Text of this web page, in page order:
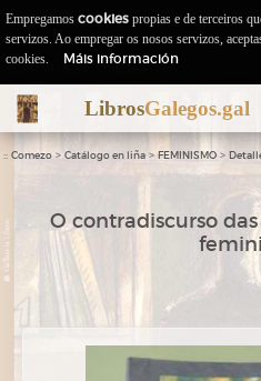
LibrosGalegos.gal
:: Comezo > Catálogo en liña > FEMINISMO >
O contradiscurso
Empregamos cookies propias e de terceiros
servizos. Ao empregar os nosos servizos,
cookies.
Máis información